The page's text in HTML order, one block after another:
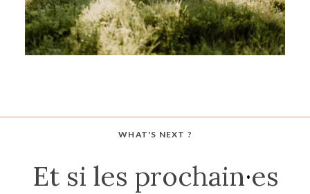
WHAT'S NEXT ?
Et si les prochain·es